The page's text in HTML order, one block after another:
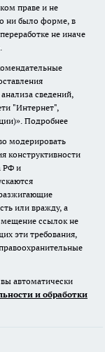
праве и не
ни было форме, в
не иначе
сведений,
"Интернет",
Подробнее
модерировать
конструктивности
РФ и
или вражду, а
ссылок не
эти требования,
автоматически
и обработки